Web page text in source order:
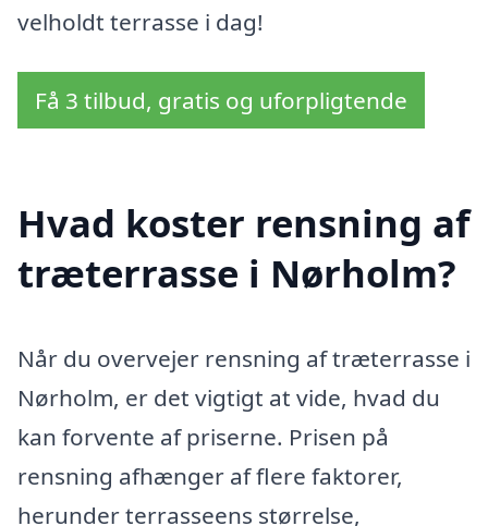
velholdt terrasse i dag!
Få 3 tilbud, gratis og uforpligtende
Hvad koster rensning af
træterrasse i Nørholm?
Når du overvejer rensning af træterrasse i
Nørholm, er det vigtigt at vide, hvad du
kan forvente af priserne. Prisen på
rensning afhænger af flere faktorer,
herunder terrasseens størrelse,